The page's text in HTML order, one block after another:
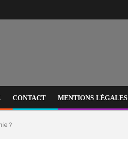
CONTACT MENTIONS LÉGALES
?